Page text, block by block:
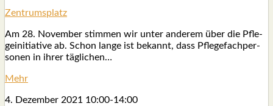
Zen­trums­platz
Am 28. Novem­ber stim­men wir unter ande­rem über die Pfle­
ge­initia­ti­ve ab. Schon lan­ge ist bekannt, dass Pfle­ge­fach­per­
so­nen in ihrer täg­li­chen…
Mehr
4. Dezem­ber 2021 10:00-14:00